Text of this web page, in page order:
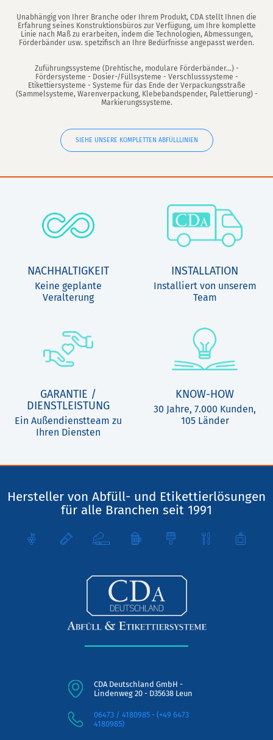
Unabhängig von Ihrer Branche oder Ihrem Produkt, CDA stellt Ihnen die
Erfahrung seines Konstruktionsbüros zur Verfügung, um Ihre komplette
Linie nach Maß zu erarbeiten, indem die Technologien, Abmessungen,
Förderbänder usw. spetzifisch an Ihre Bedürfnisse angepasst werden.
Zuführungssysteme (Drehtische, modulare Förderbänder...) -
Fördersysteme - Dosier-/Füllsysteme - Verschlusssysteme -
Etikettiersysteme - Systeme für das Ende der Verpackungsstraße
(Sammelsysteme, Warenverpackung, Klebebandspender, Palettierung) -
Markierungssysteme.
SIEHE UNSERE KOMPLETTEN ABFÜLLLINIEN
NACHHALTIGKEIT
Keine geplante
Veralterung
INSTALLATION
Installiert von unserem
Team
GARANTIE /
DIENSTLEISTUNG
Ein Außendienstteam zu
Ihren Diensten
KNOW-HOW
30 Jahre, 7.000 Kunden,
105 Länder
Hersteller von Abfüll- und Etikettierlösungen
für alle Branchen seit 1991
CDA Deutschland GmbH -
Lindenweg 20 - D35638 Leun
06473 / 4180985 - (+49 6473
4180985)